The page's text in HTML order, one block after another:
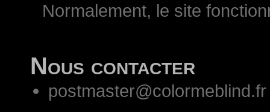
Normalement, le site
Nous contacter
postmaster@colormeblind.fr